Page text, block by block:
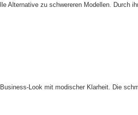
Alternative zu schwereren Modellen. Durch
Look mit modischer Klarheit. Die